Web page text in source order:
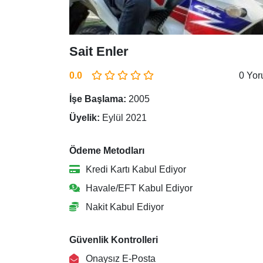
Sait Enler
0.0 0
İşe Başlama: 2005
Üyelik: Eylül 2021
Ödeme Metodları
Kredi Kartı Kabul Ediyor
Havale/EFT Kabul Ediyor
Nakit Kabul Ediyor
Güvenlik Kontrolleri
Onaysız E-Posta